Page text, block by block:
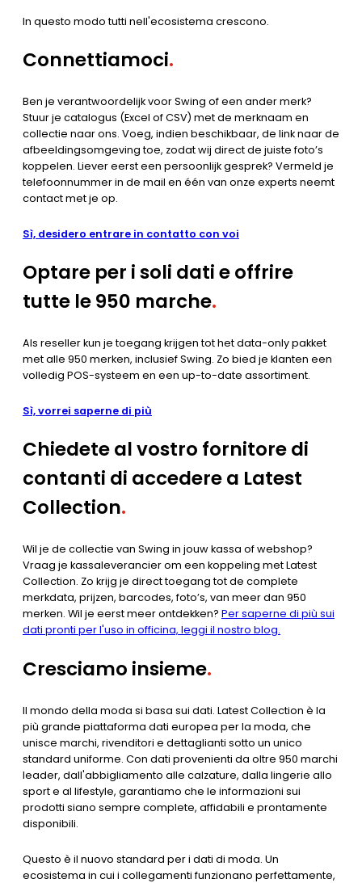
In questo modo tutti nell'ecosistema crescono.
Connettiamoci.
Ben je verantwoordelijk voor Swing of een ander merk?
Stuur je catalogus (Excel of CSV) met de merknaam en
collectie naar ons. Voeg, indien beschikbaar, de link naar de
afbeeldingsomgeving toe, zodat wij direct de juiste foto’s
koppelen. Liever eerst een persoonlijk gesprek? Vermeld je
telefoonnummer in de mail en één van onze experts neemt
contact met je op.
Sì, desidero entrare in contatto con voi
Optare per i soli dati e offrire
tutte le 950 marche.
Als reseller kun je toegang krijgen tot het data-only pakket
met alle 950 merken, inclusief Swing. Zo bied je klanten een
volledig POS-systeem en een up-to-date assortiment.
Sì, vorrei saperne di più
Chiedete al vostro fornitore di
contanti di accedere a Latest
Collection.
Wil je de collectie van Swing in jouw kassa of webshop?
Vraag je kassaleverancier om een koppeling met Latest
Collection. Zo krijg je direct toegang tot de complete
merkdata, prijzen, barcodes, foto’s, van meer dan 950
merken. Wil je eerst meer ontdekken? Per saperne di più sui
dati pronti per l'uso in officina, leggi il nostro blog.
Cresciamo insieme.
Il mondo della moda si basa sui dati. Latest Collection è la
più grande piattaforma dati europea per la moda, che
unisce marchi, rivenditori e dettaglianti sotto un unico
standard uniforme. Con dati provenienti da oltre 950 marchi
leader, dall'abbigliamento alle calzature, dalla lingerie allo
sport e al lifestyle, garantiamo che le informazioni sui
prodotti siano sempre complete, affidabili e prontamente
disponibili.
Questo è il nuovo standard per i dati di moda. Un
ecosistema in cui i collegamenti funzionano perfettamente,